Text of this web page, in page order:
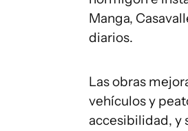
Manga,
diarios.
Las obras
vehículos y
accesibilidad, y